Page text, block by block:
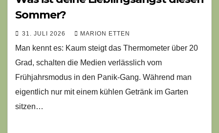
Sommer?
31. JULI 2026 MARION ETTEN
Man kennt es: Kaum steigt das Thermometer über 20
Grad, schalten die Medien verlässlich vom
Frühjahrsmodus in den Panik-Gang. Während man
eigentlich nur mit einem kühlen Getränk im Garten
sitzen…